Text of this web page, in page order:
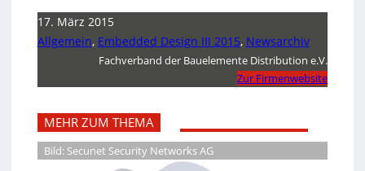
17. März 2015
Allgemein, Embedded Design III 2015, Newsarchiv
Fachverband der Bauelemente Distribution e.V.
Zur Firmenwebsite
MEHR ZUM THEMA
Bild: Secunet Security Networks AG